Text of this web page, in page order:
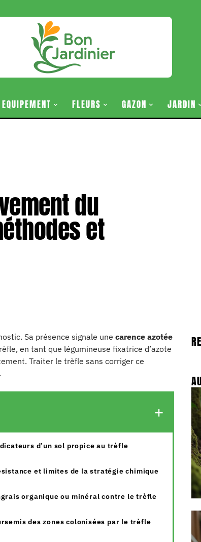
EQUIPEMENT FLEURS GAZON JARDIN
du
et
Sa présence signale une carence azotée
en tant que légumineuse fixatrice d’azote
Traiter le trèfle sans corriger ce
d’un sol propice au trèfle
et limites de la stratégie chimique
organique ou minéral contre le trèfle
des zones colonisées par le trèfle